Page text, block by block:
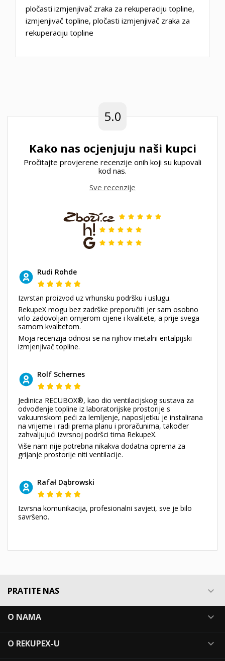
pločasti izmjenjivač zraka za rekuperaciju topline,
izmjenjivač topline, pločasti izmjenjivač zraka za
rekuperaciju topline
5.0
Kako nas ocjenjuju naši kupci
Pročitajte provjerene recenzije onih koji su kupovali
kod nas.
Sve recenzije
Rudi Rohde
Izvrstan proizvod uz vrhunsku podršku i uslugu.
RekupeX mogu bez zadrške preporučiti jer sam osobno
vrlo zadovoljan omjerom cijene i kvalitete, a prije svega
samom kvalitetom.
Moja recenzija odnosi se na njihov metalni entalpijski
izmjenjivač topline.
Rolf Schernes
Jedinica RECUBOX®, kao dio ventilacijskog sustava za
odvođenje topline iz laboratorijske prostorije s
vakuumskom peći za lemljenje, naposljetku je instalirana
na vrijeme i radi prema planu i proračunima, također
zahvaljujući izvrsnoj podršci tima RekupeX.
Više nam nije potrebna nikakva dodatna oprema za
grijanje prostorije niti ventilacije.
Rafał Dąbrowski
Izvrsna komunikacija, profesionalni savjeti, sve je bilo
savršeno.
PRATITE NAS 
O NAMA 
O REKUPEX-U 